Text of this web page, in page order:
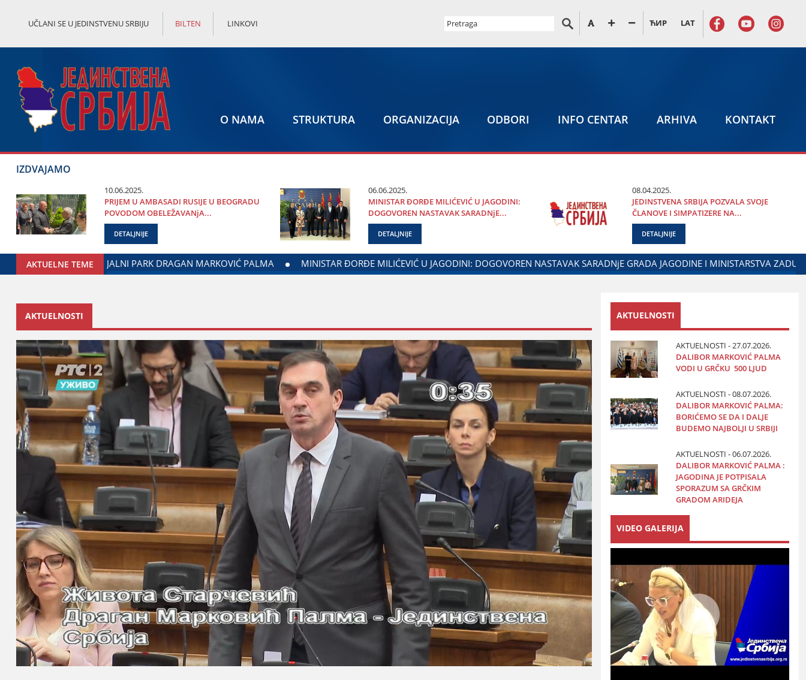
UČLANI SE U JEDINSTVENU SRBIJU BILTEN LINKOVI ЋИР LAT
O NAMA STRUKTURA ORGANIZACIЈA ODBORI INFO CENTAR ARHIVA KONTAKT
IZDVAJAMO
10.06.2025.
PRIЈEM U AMBASADI RUSIЈE U BEOGRADU
POVODOM OBELEŽAVANjA...
DETALJNIJE
06.06.2025.
MINISTAR ĐORĐE MILIĆEVIĆ U ЈAGODINI:
DOGOVOREN NASTAVAK SARADNjE...
DETALJNIJE
08.04.2025.
ЈEDINSTVENA SRBIЈA POZVALA SVOЈE
ČLANOVE I SIMPATIZERE NA...
DETALJNIJE
AKTUELNE TEME
NASTAVAK SARADNjE GRADA ЈAGODINE I MINISTARSTVA ZADUŽENOG ZA ODNOSE SA DIЈASPOROM DALIBOR MARKOVIĆ NA OBELEŽAVANjU DANA POLICIЈE I MINISTARSTVA
AKTUELNOSTI AKTUELNOSTI
AKTUELNOSTI - 27.07.2026.
DALIBOR MARKOVIĆ PALMA
VODI U GRČKU 500 LJUD
AKTUELNOSTI - 08.07.2026.
DALIBOR MARKOVIĆ PALMA:
BORIĆEMO SE DA I DALJE
BUDEMO NAJBOLJI U SRBIJI
AKTUELNOSTI - 06.07.2026.
DALIBOR MARKOVIĆ PALMA :
JAGODINA JE POTPISALA
SPORAZUM SA GRČKIM
GRADOM ARIDEJA
VIDEO GALERIJA